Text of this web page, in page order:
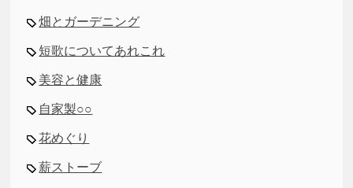
畑とガーデニング
短歌についてあれこれ
美容と健康
自家製○○
花めぐり
薪ストーブ